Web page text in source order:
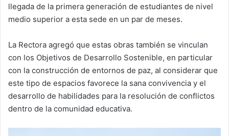
llegada de la primera generación de estudiantes de nivel
medio superior a esta sede en un par de meses.
La Rectora agregó que estas obras también se vinculan
con los Objetivos de Desarrollo Sostenible, en particular
con la construcción de entornos de paz, al considerar que
este tipo de espacios favorece la sana convivencia y el
desarrollo de habilidades para la resolución de conflictos
dentro de la comunidad educativa.